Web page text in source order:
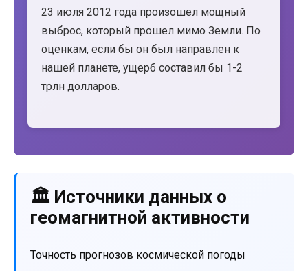
23 июля 2012 года произошел мощный
выброс, который прошел мимо Земли. По
оценкам, если бы он был направлен к
нашей планете, ущерб составил бы 1-2
трлн долларов.
🏛️ Источники данных о
геомагнитной активности
Точность прогнозов космической погоды